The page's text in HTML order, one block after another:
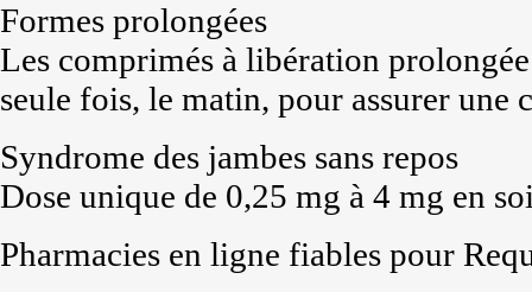
Formes prolongées
Les comprimés à libération
seule fois, le matin, pour assurer une
Syndrome des jambes sans repos
Dose unique de 0,25 mg à 4 mg en
Pharmacies en ligne fiables pour